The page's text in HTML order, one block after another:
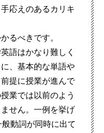
応えのあるカリキ
るべきです。
語はかなり難しく
、基本的な単語や
提に授業が進んで
業では以前のよう
せん。一例を挙げ
動詞が同時に出て